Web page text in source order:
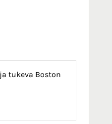
tukeva Boston